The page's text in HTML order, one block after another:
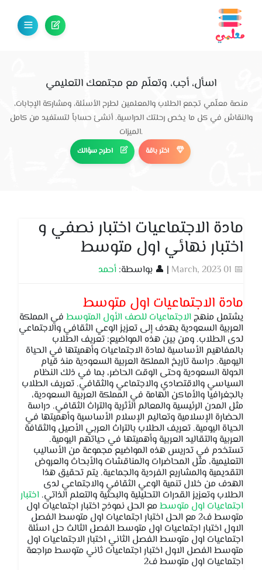
اسأل، أجب، وتعلّم مع مجتمعك التعليمي
منصة معلّمي تجمع الطلاب والمعلمين لطرح الأسئلة، ومشاركة الإجابات،
والنقاش في كل ما يخص رحلتك الدراسية. أنشئ حساباً لتستفيد من كامل
الميزات.
اطرح سؤالك اختر باقة
مادة الاجتماعيات اختبار نصفي و
اختبار نهائي اول متوسط
📅 01 March, 2023 | 👤 بواسطة: أحمد
مادة الاجتماعيات اول متوسط
يشتمل منهجالاجتماعيات للصف الأول المتوسط في المملكة
العربية السعودية يهدف إلى تعزيز الوعي الثقافي والاجتماعي
لدى الطلاب. ومن بين هذه المواضيع: تعريف الطلاب
بالمفاهيم الأساسية لمادة الاجتماعيات وأهميتها في الحياة
اليومية. دراسة تاريخ المملكة العربية السعودية منذ قيام
الدولة السعودية وحتى الوقت الحاضر، بما في ذلك النظام
السياسي والاقتصادي والاجتماعي والثقافي. تعريف الطلاب
بالجغرافيا والأماكن الهامة في المملكة العربية السعودية،
مثل المدن الرئيسية والمعالم الأثرية والتراث الثقافي. دراسة
الحضارة الإسلامية وتعاليم الإسلام الأساسية وأهميتها في
الحياة اليومية. تعريف الطلاب بالتراث العربي الأصيل والثقافة
العربية والتقاليد العربية وأهميتها في حياتهم اليومية.
تستخدم في تدريس هذه المواضيع مجموعة من الأساليب
التعليمية، مثل المحاضرات والمناقشات والأبحاث والعروض
التقديمية والمشاريع الفردية والجماعية. يتم تحقيق هذا
الهدف من خلال تنمية الوعي الثقافي والاجتماعي لدى
الطلاب وتعزيز القدرات التحليلية والبحثية والتعلم الذاتي. اختبار
اجتماعيات اول متوسط مع الحل نموذج اختبار اجتماعيات اول
متوسط ف2 مع الحل اختبار اجتماعيات اول متوسط الفصل
الاول اختبار اجتماعيات اول متوسط الفصل الثالث حل اسئلة
اجتماعيات اول متوسط الفصل الثاني اختبار الاجتماعيات اول
متوسط الفصل الاول اختبار اجتماعيات ثاني متوسط مراجعة
اجتماعيات اول متوسط ف2